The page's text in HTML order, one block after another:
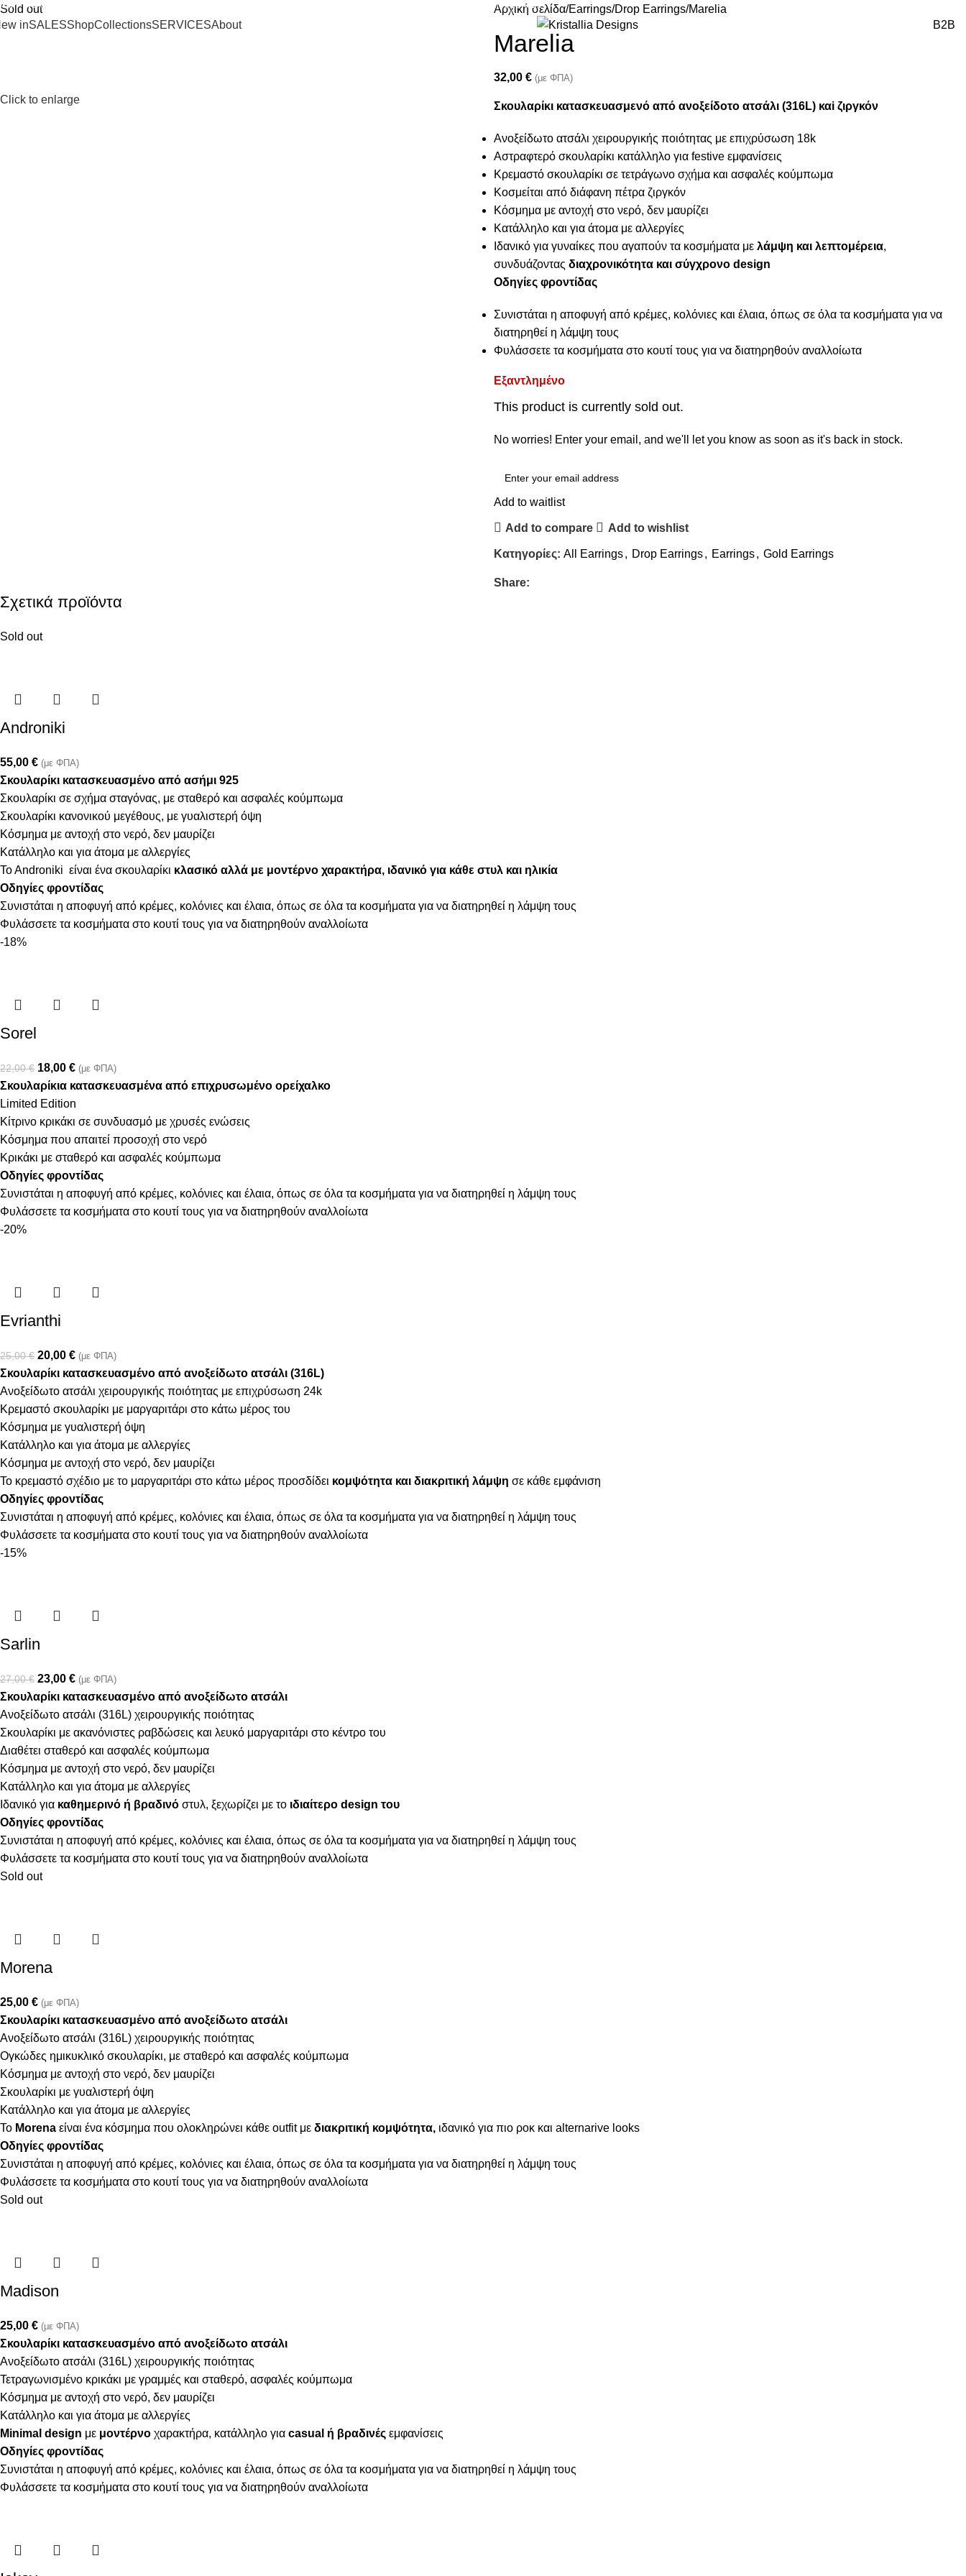
ON ORDERS OVER 100€ Join our newsletter and enjoy 10% Off
inSALESShopCollectionsSERVICESAbout B2B
Sold out
Click to enlarge
Αρχική σελίδα Earrings Drop Earrings Marelia
Marelia
32,00 € (με ΦΠΑ)
Σκουλαρίκι κατασκευασμενό από ανοξείδοτο ατσάλι (316L) καi ζιργκόν
Ανοξείδωτο ατσάλι χειρουργικής ποιότητας με επιχρύσωση 18k
Αστραφτερό σκουλαρίκι κατάλληλο για festive εμφανίσεις
Κρεμαστό σκουλαρίκι σε τετράγωνο σχήμα και ασφαλές κούμπωμα
Κοσμείται από διάφανη πέτρα ζιργκόν
Κόσμημα με αντοχή στο νερό, δεν μαυρίζει
Κατάλληλο και για άτομα με αλλεργίες
Ιδανικό για γυναίκες που αγαπούν τα κοσμήματα με λάμψη και λεπτομέρεια,
συνδυάζοντας διαχρονικότητα και σύγχρονο design
Οδηγίες φροντίδας
Συνιστάται η αποφυγή από κρέμες, κολόνιες και έλαια, όπως σε όλα τα κοσμήματα για να
διατηρηθεί η λάμψη τους
Φυλάσσετε τα κοσμήματα στο κουτί τους για να διατηρηθούν αναλλοίωτα
Εξαντλημένο
This product is currently sold out.
No worries! Enter your email, and we'll let you know as soon as it's back in stock.
Add to waitlist
Add to compare Add to wishlist
Κατηγορίες: All Earrings, Drop Earrings, Earrings, Gold Earrings
Share:
Σχετικά προϊόντα
Sold out
Androniki
55,00 € (με ΦΠΑ)
Σκουλαρίκι κατασκευασμένο από ασήμι 925
Σκουλαρίκι σε σχήμα σταγόνας, με σταθερό και ασφαλές κούμπωμα
Σκουλαρίκι κανονικού μεγέθους, με γυαλιστερή όψη
Κόσμημα με αντοχή στο νερό, δεν μαυρίζει
Κατάλληλο και για άτομα με αλλεργίες
To Androniki είναι ένα σκουλαρίκι κλασικό αλλά με μοντέρνο χαρακτήρα, ιδανικό για κάθε στυλ και ηλικία
Οδηγίες φροντίδας
Συνιστάται η αποφυγή από κρέμες, κολόνιες και έλαια, όπως σε όλα τα κοσμήματα για να διατηρηθεί η λάμψη τους
Φυλάσσετε τα κοσμήματα στο κουτί τους για να διατηρηθούν αναλλοίωτα
-18%
Sorel
22,00€ 18,00 € (με ΦΠΑ)
Σκουλαρίκια κατασκευασμένα από επιχρυσωμένο ορείχαλκο
Limited Edition
Κίτρινο κρικάκι σε συνδυασμό με χρυσές ενώσεις
Κόσμημα που απαιτεί προσοχή στο νερό
Κρικάκι με σταθερό και ασφαλές κούμπωμα
Οδηγίες φροντίδας
Συνιστάται η αποφυγή από κρέμες, κολόνιες και έλαια, όπως σε όλα τα κοσμήματα για να διατηρηθεί η λάμψη τους
Φυλάσσετε τα κοσμήματα στο κουτί τους για να διατηρηθούν αναλλοίωτα
-20%
Evrianthi
25,00€ 20,00 € (με ΦΠΑ)
Σκουλαρίκι κατασκευασμένο από ανοξείδωτο ατσάλι (316L)
Ανοξείδωτο ατσάλι χειρουργικής ποιότητας με επιχρύσωση 24k
Κρεμαστό σκουλαρίκι με μαργαριτάρι στο κάτω μέρος του
Κόσμημα με γυαλιστερή όψη
Κατάλληλο και για άτομα με αλλεργίες
Κόσμημα με αντοχή στο νερό, δεν μαυρίζει
Το κρεμαστό σχέδιο με το μαργαριτάρι στο κάτω μέρος προσδίδει κομψότητα και διακριτική λάμψη σε κάθε εμφάνιση
Οδηγίες φροντίδας
Συνιστάται η αποφυγή από κρέμες, κολόνιες και έλαια, όπως σε όλα τα κοσμήματα για να διατηρηθεί η λάμψη τους
Φυλάσσετε τα κοσμήματα στο κουτί τους για να διατηρηθούν αναλλοίωτα
-15%
Sarlin
27,00€ 23,00 € (με ΦΠΑ)
Σκουλαρίκι κατασκευασμένο από ανοξείδωτο ατσάλι
Ανοξείδωτο ατσάλι (316L) χειρουργικής ποιότητας
Σκουλαρίκι με ακανόνιστες ραβδώσεις και λευκό μαργαριτάρι στο κέντρο του
Διαθέτει σταθερό και ασφαλές κούμπωμα
Κόσμημα με αντοχή στο νερό, δεν μαυρίζει
Κατάλληλο και για άτομα με αλλεργίες
Ιδανικό για καθημερινό ή βραδινό στυλ, ξεχωρίζει με το ιδιαίτερο design του
Οδηγίες φροντίδας
Συνιστάται η αποφυγή από κρέμες, κολόνιες και έλαια, όπως σε όλα τα κοσμήματα για να διατηρηθεί η λάμψη τους
Φυλάσσετε τα κοσμήματα στο κουτί τους για να διατηρηθούν αναλλοίωτα
Sold out
Morena
25,00 € (με ΦΠΑ)
Σκουλαρίκι κατασκευασμένο από ανοξείδωτο ατσάλι
Ανοξείδωτο ατσάλι (316L) χειρουργικής ποιότητας
Ογκώδες ημικυκλικό σκουλαρίκι, με σταθερό και ασφαλές κούμπωμα
Κόσμημα με αντοχή στο νερό, δεν μαυρίζει
Σκουλαρίκι με γυαλιστερή όψη
Κατάλληλο και για άτομα με αλλεργίες
Το Morena είναι ένα κόσμημα που ολοκληρώνει κάθε outfit με διακριτική κομψότητα, ιδανικό για πιο ροκ και alternarive looks
Οδηγίες φροντίδας
Συνιστάται η αποφυγή από κρέμες, κολόνιες και έλαια, όπως σε όλα τα κοσμήματα για να διατηρηθεί η λάμψη τους
Φυλάσσετε τα κοσμήματα στο κουτί τους για να διατηρηθούν αναλλοίωτα
Sold out
Madison
25,00 € (με ΦΠΑ)
Σκουλαρίκι κατασκευασμένο από ανοξείδωτο ατσάλι
Ανοξείδωτο ατσάλι (316L) χειρουργικής ποιότητας
Τετραγωνισμένο κρικάκι με γραμμές και σταθερό, ασφαλές κούμπωμα
Κόσμημα με αντοχή στο νερό, δεν μαυρίζει
Κατάλληλο και για άτομα με αλλεργίες
Minimal design με μοντέρνο χαρακτήρα, κατάλληλο για casual ή βραδινές εμφανίσεις
Οδηγίες φροντίδας
Συνιστάται η αποφυγή από κρέμες, κολόνιες και έλαια, όπως σε όλα τα κοσμήματα για να διατηρηθεί η λάμψη τους
Φυλάσσετε τα κοσμήματα στο κουτί τους για να διατηρηθούν αναλλοίωτα